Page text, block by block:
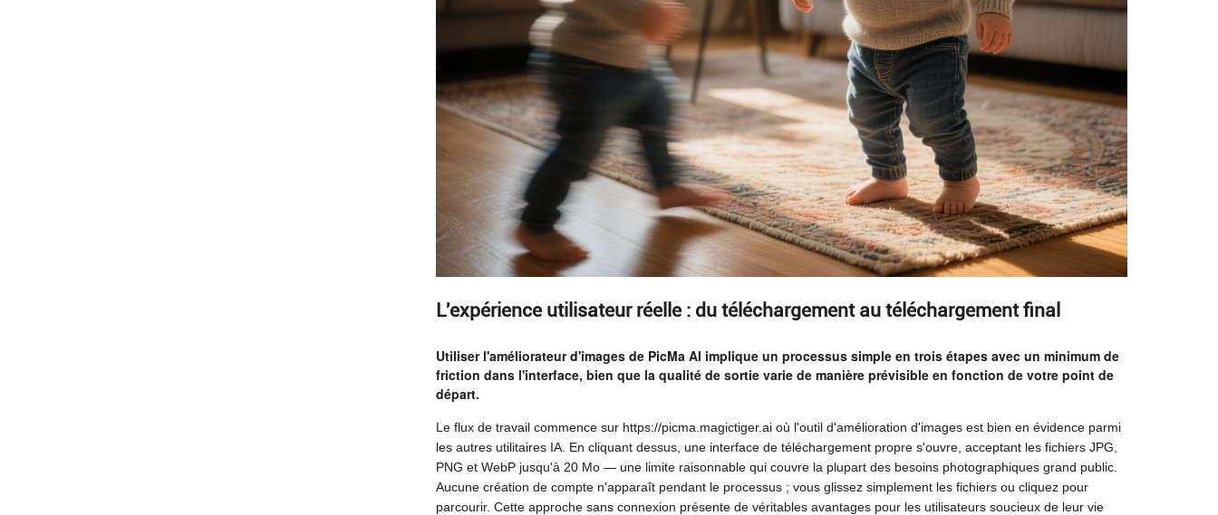
L'expérience utilisateur réelle : du téléchargement au téléchargement final
Utiliser l'améliorateur d'images de PicMa AI implique un processus simple en trois étapes avec un minimum de
friction dans l'interface, bien que la qualité de sortie varie de manière prévisible en fonction de votre point de
départ.
Le flux de travail commence sur https://picma.magictiger.ai où l'outil d'amélioration d'images est bien en évidence parmi
les autres utilitaires IA. En cliquant dessus, une interface de téléchargement propre s'ouvre, acceptant les fichiers JPG,
PNG et WebP jusqu'à 20 Mo — une limite raisonnable qui couvre la plupart des besoins photographiques grand public.
Aucune création de compte n'apparaît pendant le processus ; vous glissez simplement les fichiers ou cliquez pour
parcourir. Cette approche sans connexion présente de véritables avantages pour les utilisateurs soucieux de leur vie